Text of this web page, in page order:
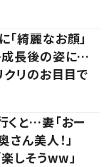
綺麗なお顔」
成長後の姿に…
クリのお目目で
くと…妻「おー
さん美人！」
しそうww」